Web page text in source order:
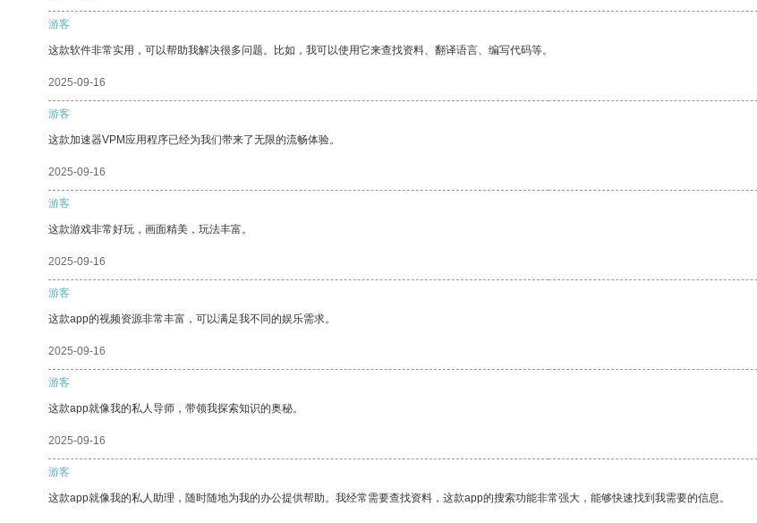
游客
这款软件非常实用，可以帮助我解决很多问题。比如，我可以使用它来查找资料、翻译语言、编写代码等。
2025-09-16
游客
这款加速器VPM应用程序已经为我们带来了无限的流畅体验。
2025-09-16
游客
这款游戏非常好玩，画面精美，玩法丰富。
2025-09-16
游客
这款app的视频资源非常丰富，可以满足我不同的娱乐需求。
2025-09-16
游客
这款app就像我的私人导师，带领我探索知识的奥秘。
2025-09-16
游客
这款app就像我的私人助理，随时随地为我的办公提供帮助。我经常需要查找资料，这款app的搜索功能非常强大，能够快速找到我需要的信息。